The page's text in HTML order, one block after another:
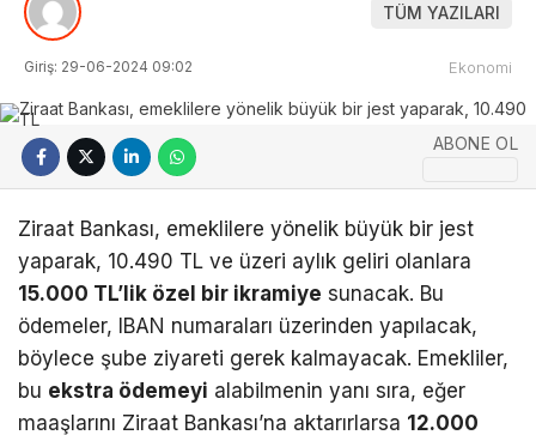
TÜM YAZILARI
Giriş: 29-06-2024 09:02 Ekonomi
ABONE OL
Ziraat Bankası, emeklilere yönelik büyük bir jest
yaparak, 10.490 TL ve üzeri aylık geliri olanlara
15.000 TL’lik özel bir ikramiye sunacak. Bu
ödemeler, IBAN numaraları üzerinden yapılacak,
böylece şube ziyareti gerek kalmayacak. Emekliler,
bu ekstra ödemeyi alabilmenin yanı sıra, eğer
maaşlarını Ziraat Bankası’na aktarırlarsa 12.000